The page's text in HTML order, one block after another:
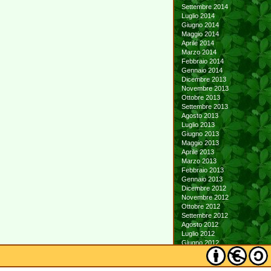
Settembre 2014
Luglio 2014
Giugno 2014
Maggio 2014
Aprile 2014
Marzo 2014
Febbraio 2014
Gennaio 2014
Dicembre 2013
Novembre 2013
Ottobre 2013
Settembre 2013
Agosto 2013
Luglio 2013
Giugno 2013
Maggio 2013
Aprile 2013
Marzo 2013
Febbraio 2013
Gennaio 2013
Dicembre 2012
Novembre 2012
Ottobre 2012
Settembre 2012
Agosto 2012
Luglio 2012
Giugno 2012
Maggio 2012
Aprile 2012